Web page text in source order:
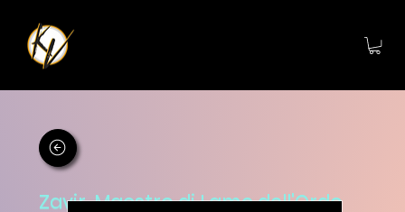
Zavir, Maestro di Lame dell'Ordo